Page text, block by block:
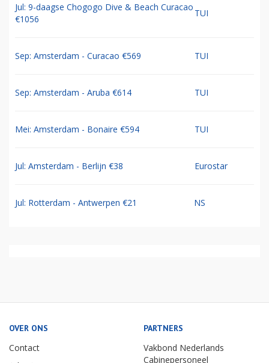
Jul: 9-daagse Chogogo Dive & Beach Curacao
€1056
TUI
Sep: Amsterdam - Curacao €569 TUI
Sep: Amsterdam - Aruba €614 TUI
Mei: Amsterdam - Bonaire €594 TUI
Jul: Amsterdam - Berlijn €38 Eurostar
Jul: Rotterdam - Antwerpen €21 NS
OVER ONS
Contact
PARTNERS
Vakbond Nederlands
Cabinepersoneel